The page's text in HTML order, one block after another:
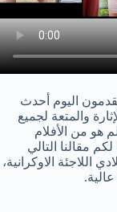
اليوم أحدث
والمتعة لجميع
هو من الأفلام
مقالنا التالي
اللاجئة الاوكرانية،